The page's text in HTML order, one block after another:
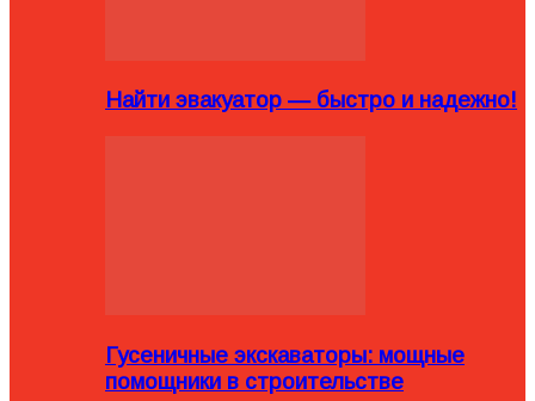
Найти эвакуатор — быстро и надежно!
Гусеничные экскаваторы: мощные
помощники в строительстве